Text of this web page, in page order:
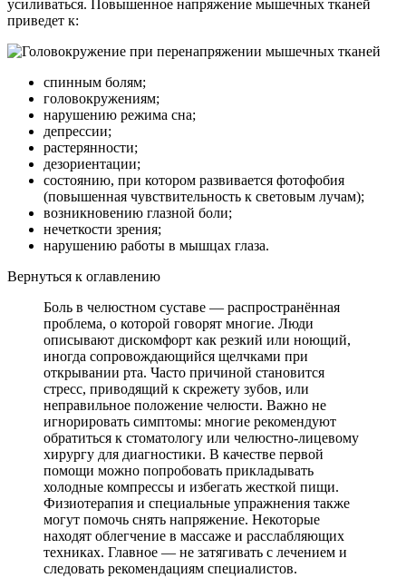
усиливаться. Повышенное напряжение мышечных тканей
приведет к:
спинным болям;
головокружениям;
нарушению режима сна;
депрессии;
растерянности;
дезориентации;
состоянию, при котором развивается фотофобия
(повышенная чувствительность к световым лучам);
возникновению глазной боли;
нечеткости зрения;
нарушению работы в мышцах глаза.
Вернуться к оглавлению
Боль в челюстном суставе — распространённая
проблема, о которой говорят многие. Люди
описывают дискомфорт как резкий или ноющий,
иногда сопровождающийся щелчками при
открывании рта. Часто причиной становится
стресс, приводящий к скрежету зубов, или
неправильное положение челюсти. Важно не
игнорировать симптомы: многие рекомендуют
обратиться к стоматологу или челюстно-лицевому
хирургу для диагностики. В качестве первой
помощи можно попробовать прикладывать
холодные компрессы и избегать жесткой пищи.
Физиотерапия и специальные упражнения также
могут помочь снять напряжение. Некоторые
находят облегчение в массаже и расслабляющих
техниках. Главное — не затягивать с лечением и
следовать рекомендациям специалистов.